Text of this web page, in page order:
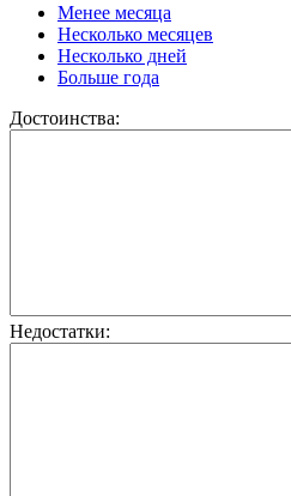
Менее месяца
Несколько месяцев
Несколько дней
Больше года
Достоинства:
Недостатки: